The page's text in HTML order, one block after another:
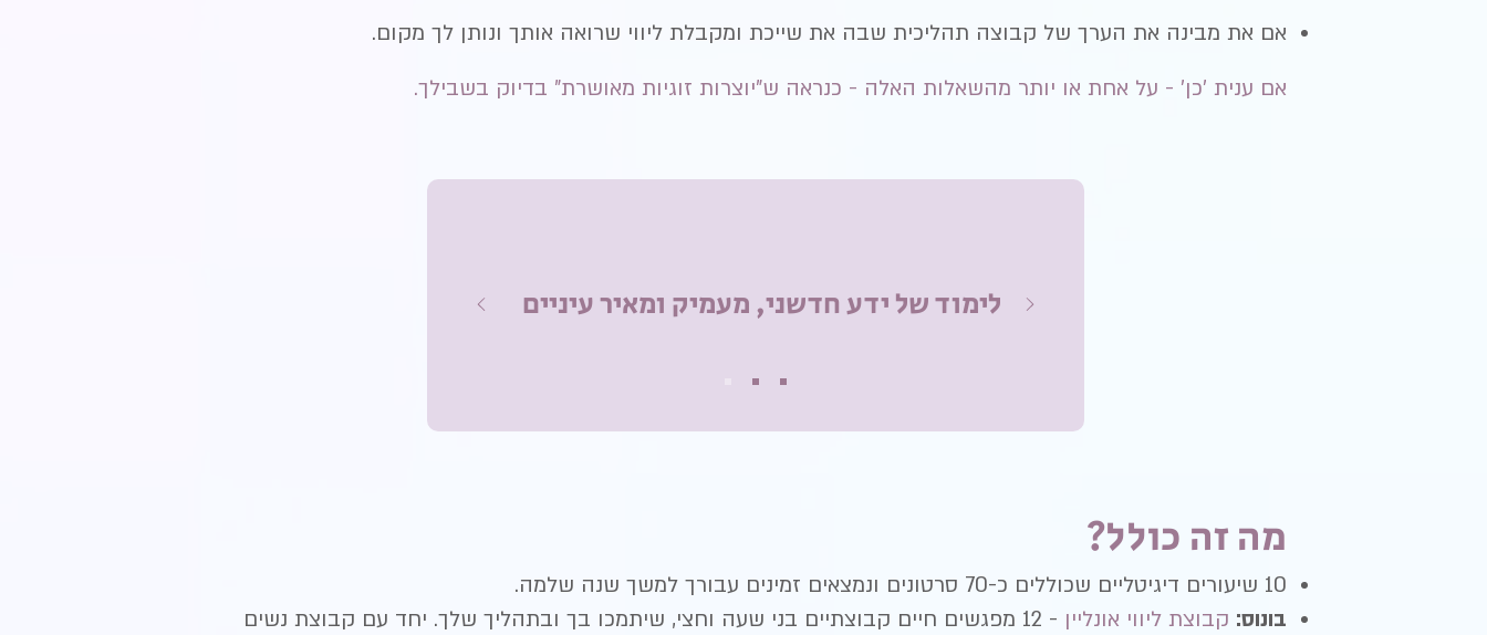
אם את מבינה את הערך של קבוצה תהליכית שבה את שייכת ומקבלת ליווי שרואה אותך ונותן לך מקום.
אם ענית 'כן' - על אחת או יותר מהשאלות האלה - כנראה ש"יוצרות זוגיות מאושרת" בדיוק בשבילך.
לימוד של ידע חדשני, מעמיק ומאיר עיניים
מה זה כולל?
10 שיעורים דיגיטליים שכוללים כ-70 סרטונים ונמצאים זמינים עבורך למשך שנה שלמה.
בונוס: קבוצת ליווי אונליין
- 12 מפגשים חיים קבוצתיים בני שעה וחצי, שיתמכו בך ובתהליך שלך. יחד עם קבוצת נשים